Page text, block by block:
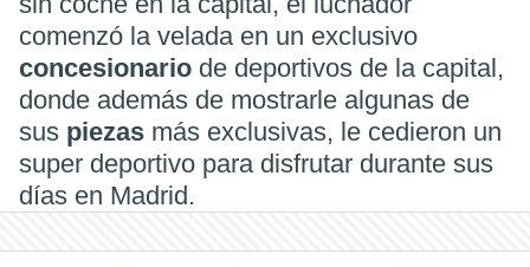
comenzó la velada en un exclusivo
concesionario de deportivos de la capital,
donde además de mostrarle algunas de
sus piezas más exclusivas, le cedieron un
super deportivo para disfrutar durante sus
días en Madrid.